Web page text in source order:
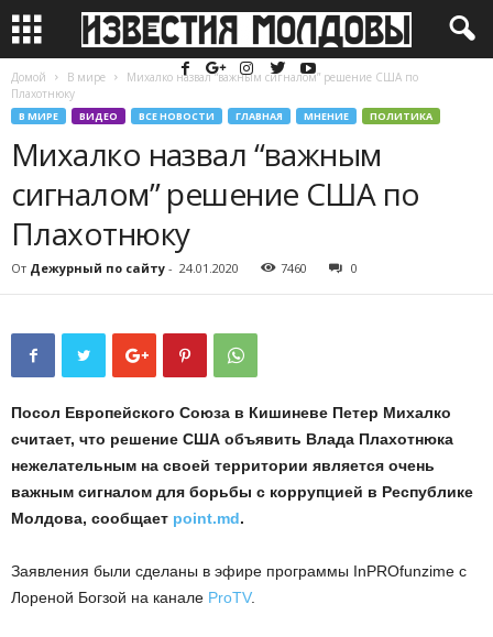
Домой В мире
Михалко назвал “важным сигналом” решение США по
Плахотнюку
В МИРЕ ВИДЕО ВСЕ НОВОСТИ ГЛАВНАЯ МНЕНИЕ ПОЛИТИКА
Михалко назвал “важным
сигналом” решение США по
Плахотнюку
От Дежурный по сайту - 24.01.2020 7460 0
Посол Европейского Союза в Кишиневе Петер Михалко
считает, что решение США объявить Влада Плахотнюка
нежелательным на своей территории является очень
важным сигналом для борьбы с коррупцией в Республике
Молдова, сообщает point.md.
Заявления были сделаны в эфире программы InPROfunzime с
Лореной Богзой на канале ProTV.